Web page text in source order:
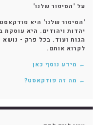
על 'הסיפור שלנו'
'הסיפור שלנו' היא
יהדות ויהודים. היא עוסקת
הגות ועוד. בכל פרק - נושא
לקרוא אותם.
← מידע נוסף כאן
← מה זה פודקאסט?